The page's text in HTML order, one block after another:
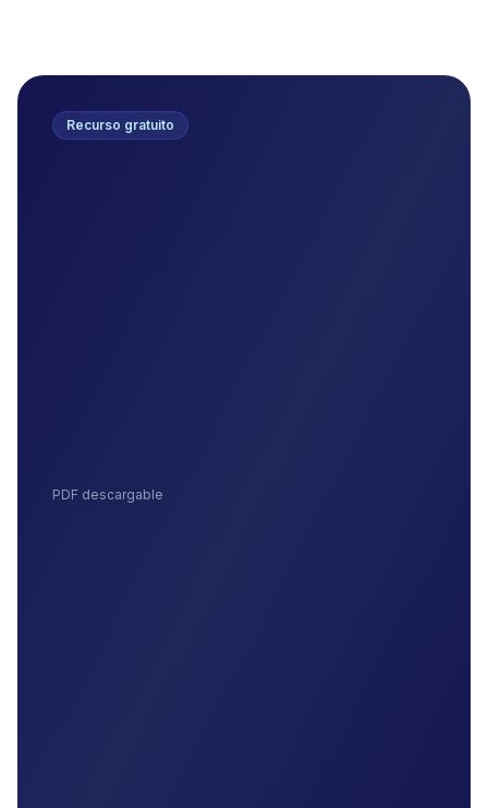
Recurso gratuito
PDF descargable